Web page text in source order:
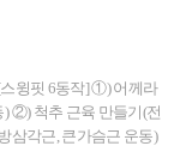
윙핏 6동작] ①) 어께라
②) 척추 근육 만들기(전
삼각근, 큰가슴근 운동)